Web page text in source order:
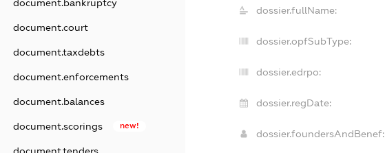
document.bankruptcy
document.court
document.taxdebts
document.enforcements
document.balances
document.scorings new!
dossier.fullName:
dossier.opfSubType:
dossier.edrpo:
dossier.regDate:
dossier.foundersAndBenef: